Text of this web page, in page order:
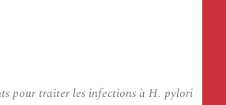
pour traiter les infections à H. pylori